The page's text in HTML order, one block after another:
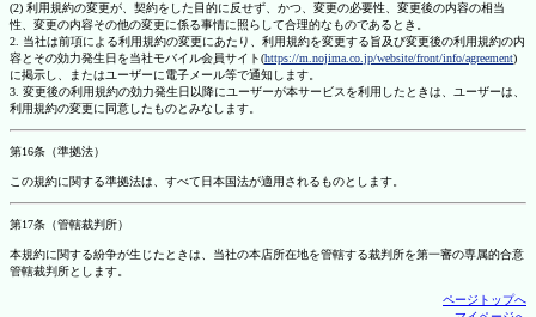
(2) 利用規約の変更が、契約をした目的に反せず、かつ、変更の必要性、変更後の内容の相当
性、変更の内容その他の変更に係る事情に照らして合理的なものであるとき。
2. 当社は前項による利用規約の変更にあたり、利用規約を変更する旨及び変更後の利用規約の内
容とその効力発生日を当社モバイル会員サイト(https://m.nojima.co.jp/website/front/info/agreement)
に掲示し、またはユーザーに電子メール等で通知します。
3. 変更後の利用規約の効力発生日以降にユーザーが本サービスを利用したときは、ユーザーは、
利用規約の変更に同意したものとみなします。
第16条（準拠法）
この規約に関する準拠法は、すべて日本国法が適用されるものとします。
第17条（管轄裁判所）
本規約に関する紛争が生じたときは、当社の本店所在地を管轄する裁判所を第一審の専属的合意
管轄裁判所とします。
ページトップへ